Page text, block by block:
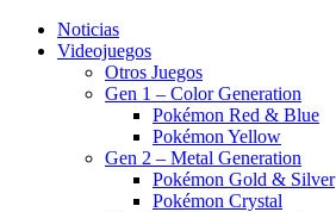
Noticias
Videojuegos
Otros Juegos
Gen 1 – Color Generation
Pokémon Red & Blue
Pokémon Yellow
Gen 2 – Metal Generation
Pokémon Gold & Silver
Pokémon Crystal